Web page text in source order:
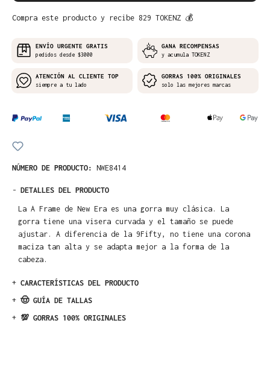
Compra este producto y recibe 829 TOKENZ 💰
ENVÍO URGENTE GRATIS
pedidos desde $3000
GANA RECOMPENSAS
y acumula TOKENZ
ATENCIÓN AL CLIENTE TOP
siempre a tu lado
GORRAS 100% ORIGINALES
solo las mejores marcas
NÚMERO DE PRODUCTO: NWE8414
- DETALLES DEL PRODUCTO
La A Frame de New Era es una gorra muy clásica. La
gorra tiene una visera curvada y el tamaño se puede
ajustar. A diferencia de la 9Fifty, no tiene una corona
maciza tan alta y se adapta mejor a la forma de la
cabeza.
+ CARACTERÍSTICAS DEL PRODUCTO
+ 🤠 GUÍA DE TALLAS
+ 💯 GORRAS 100% ORIGINALES